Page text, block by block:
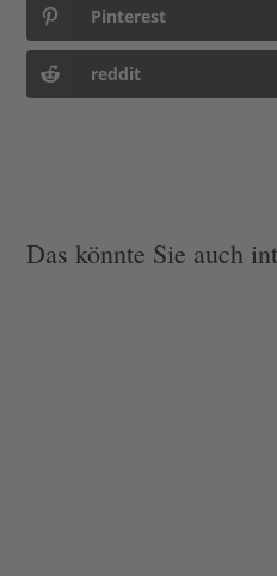
Pinterest
reddit
Das könnte Sie auch